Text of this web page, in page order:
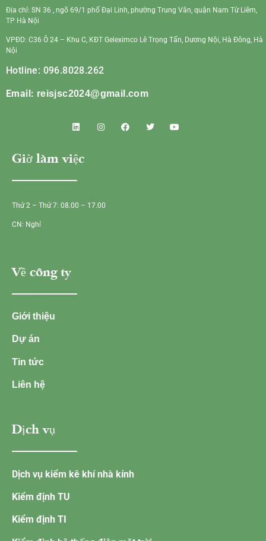
Địa chỉ: SN 36 , ngõ 69/1 phố Đại Linh, phường Trung Văn, quận Nam Từ Liêm,
TP Hà Nội
VPĐD: C36 Ô 24 – Khu C, KĐT Geleximco Lê Trọng Tấn, Dương Nội, Hà Đông, Hà
Nội
Hotline: 096.8028.262
Email: reisjsc2024@gmail.com
Giờ làm việc
Thứ 2 – Thứ 7: 08.00 – 17.00
CN: Nghỉ
Về công ty
Giới thiệu
Dự án
Tin tức
Liên hệ
Dịch vụ
Dịch vụ kiểm kê khí nhà kính
Kiểm định TU
Kiểm định TI